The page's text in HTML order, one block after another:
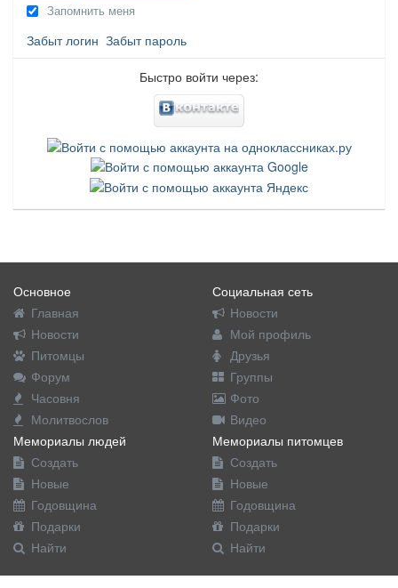
Запомнить меня
Забыт логин Забыт пароль
Быстро войти через:
Основное
Главная
Новости
Питомцы
Форум
Часовня
Молитвослов
Социальная сеть
Новости
Мой профиль
Друзья
Группы
Фото
Видео
Мемориалы людей
Создать
Новые
Годовщина
Подарки
Найти
Мемориалы питомцев
Создать
Новые
Годовщина
Подарки
Найти